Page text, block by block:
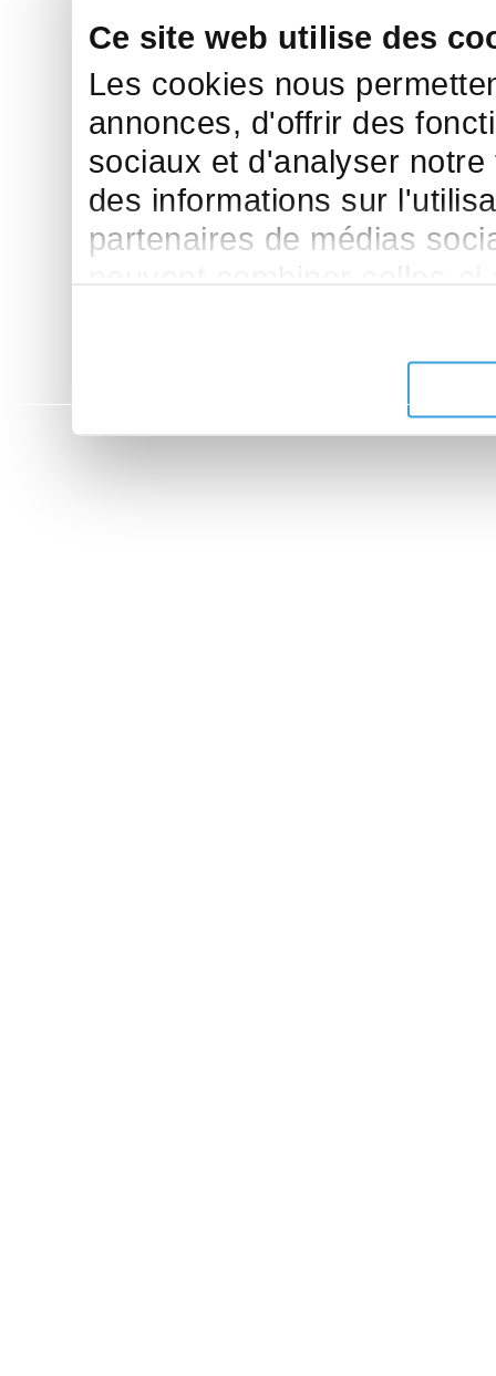
Ce site web utilise des
Les cookies nous
annonces, d'offrir des
sociaux et d'analyser
des informations sur
partenaires de médias